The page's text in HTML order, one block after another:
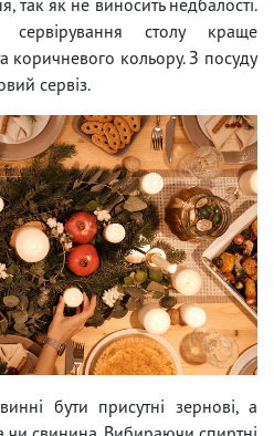
так як не виносить недбалості.
столу краще
коричневого кольору. З посуду
сервіз.
бути присутні зернові, а